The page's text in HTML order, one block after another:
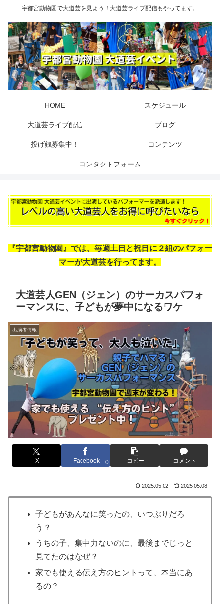
宇都宮動物園で大道芸を見よう！大道芸ライブ配信もやってます。
HOME スケジュール
大道芸ライブ配信 ブログ
投げ銭募集中！ コンテンツ
コンタクトフォーム
『宇都宮動物園』では、毎週土日と祝日に２組のパフォー
マーが大道芸を行ってます。
大道芸人GEN（ジェン）のサーカスパフォ
ーマンスに、子どもが夢中になるワケ
出演者情報
X Facebook 0 コピー コメント
2025.05.02 2025.05.08
子どもがあんなに笑ったの、いつぶりだろ
う？
うちの子、集中力ないのに、最後までじっと
見てたのはなぜ？
家でも使える伝え方のヒントって、本当にあ
るの？